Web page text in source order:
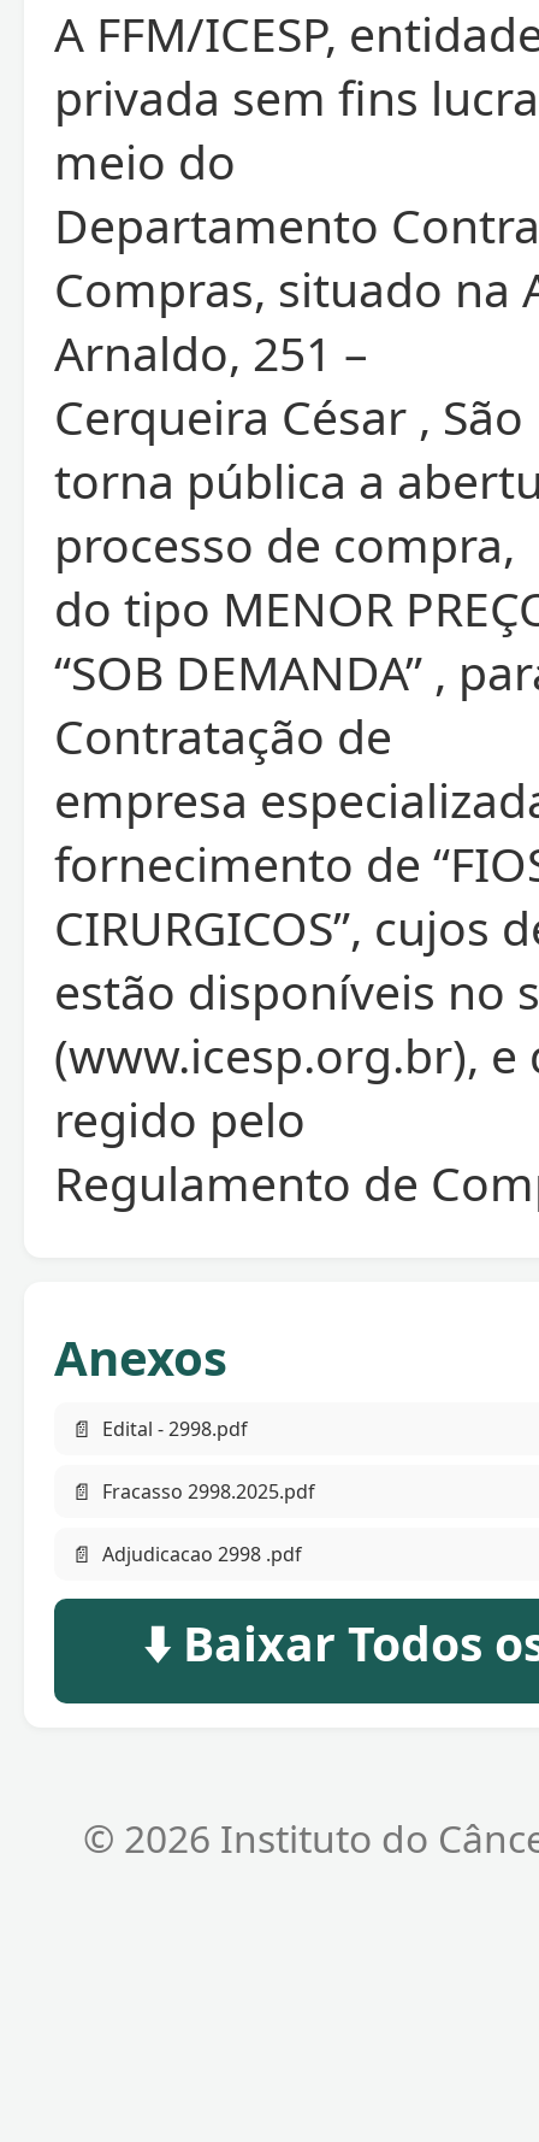
A FFM/ICESP,
privada sem fins
meio do
Departamento
Compras, situado na
Arnaldo, 251 –
Cerqueira César , São
torna pública a
processo de compra,
do tipo MENOR
“SOB DEMANDA” ,
Contratação de
empresa
fornecimento de
CIRURGICOS”, cujos
estão disponíveis no
(www.icesp.org.br), e
regido pelo
Regulamento de
Anexos
📄 Edital - 2998.pdf
📄 Fracasso 2998.2025.pdf
📄 Adjudicacao 2998 .pdf
⬇️ Baixar Todos
© 2026 Instituto do